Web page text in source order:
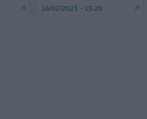
16/02/2023 - 15:20